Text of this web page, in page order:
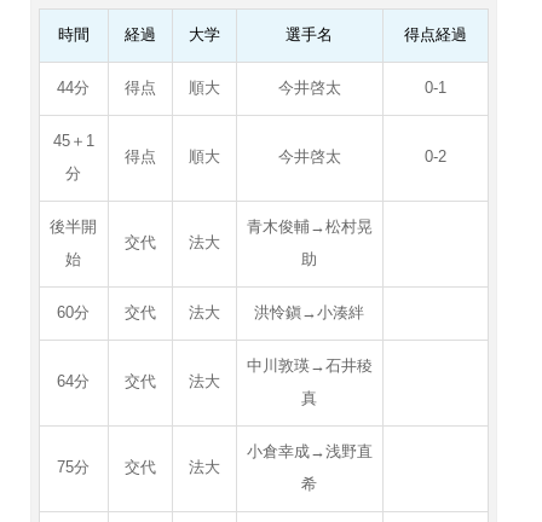
時間 経過 大学 選手名 得点経過
44分 得点 順大 今井啓太 0-1
45＋1
分
得点 順大 今井啓太 0-2
後半開
始
交代 法大
青木俊輔→松村晃
助
60分 交代 法大 洪怜鎭→小湊絆
64分 交代 法大
中川敦瑛→石井稜
真
75分 交代 法大
小倉幸成→浅野直
希